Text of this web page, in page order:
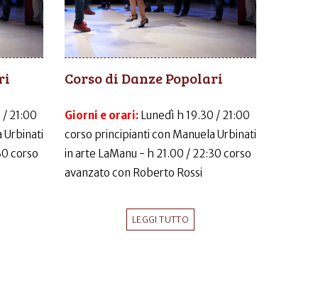
/ 21:00
Urbinati
corso
Corso di Danze Popolari
Giorni e orari: Lunedì h 19.30 / 21:00
corso principianti con Manuela Urbinati
in arte LaManu - h 21.00 / 22:30 corso
avanzato con Roberto Rossi
LEGGI TUTTO